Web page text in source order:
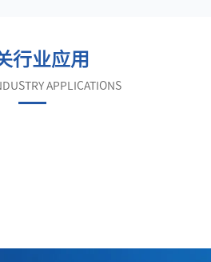
行业应用
APPLICATIONS